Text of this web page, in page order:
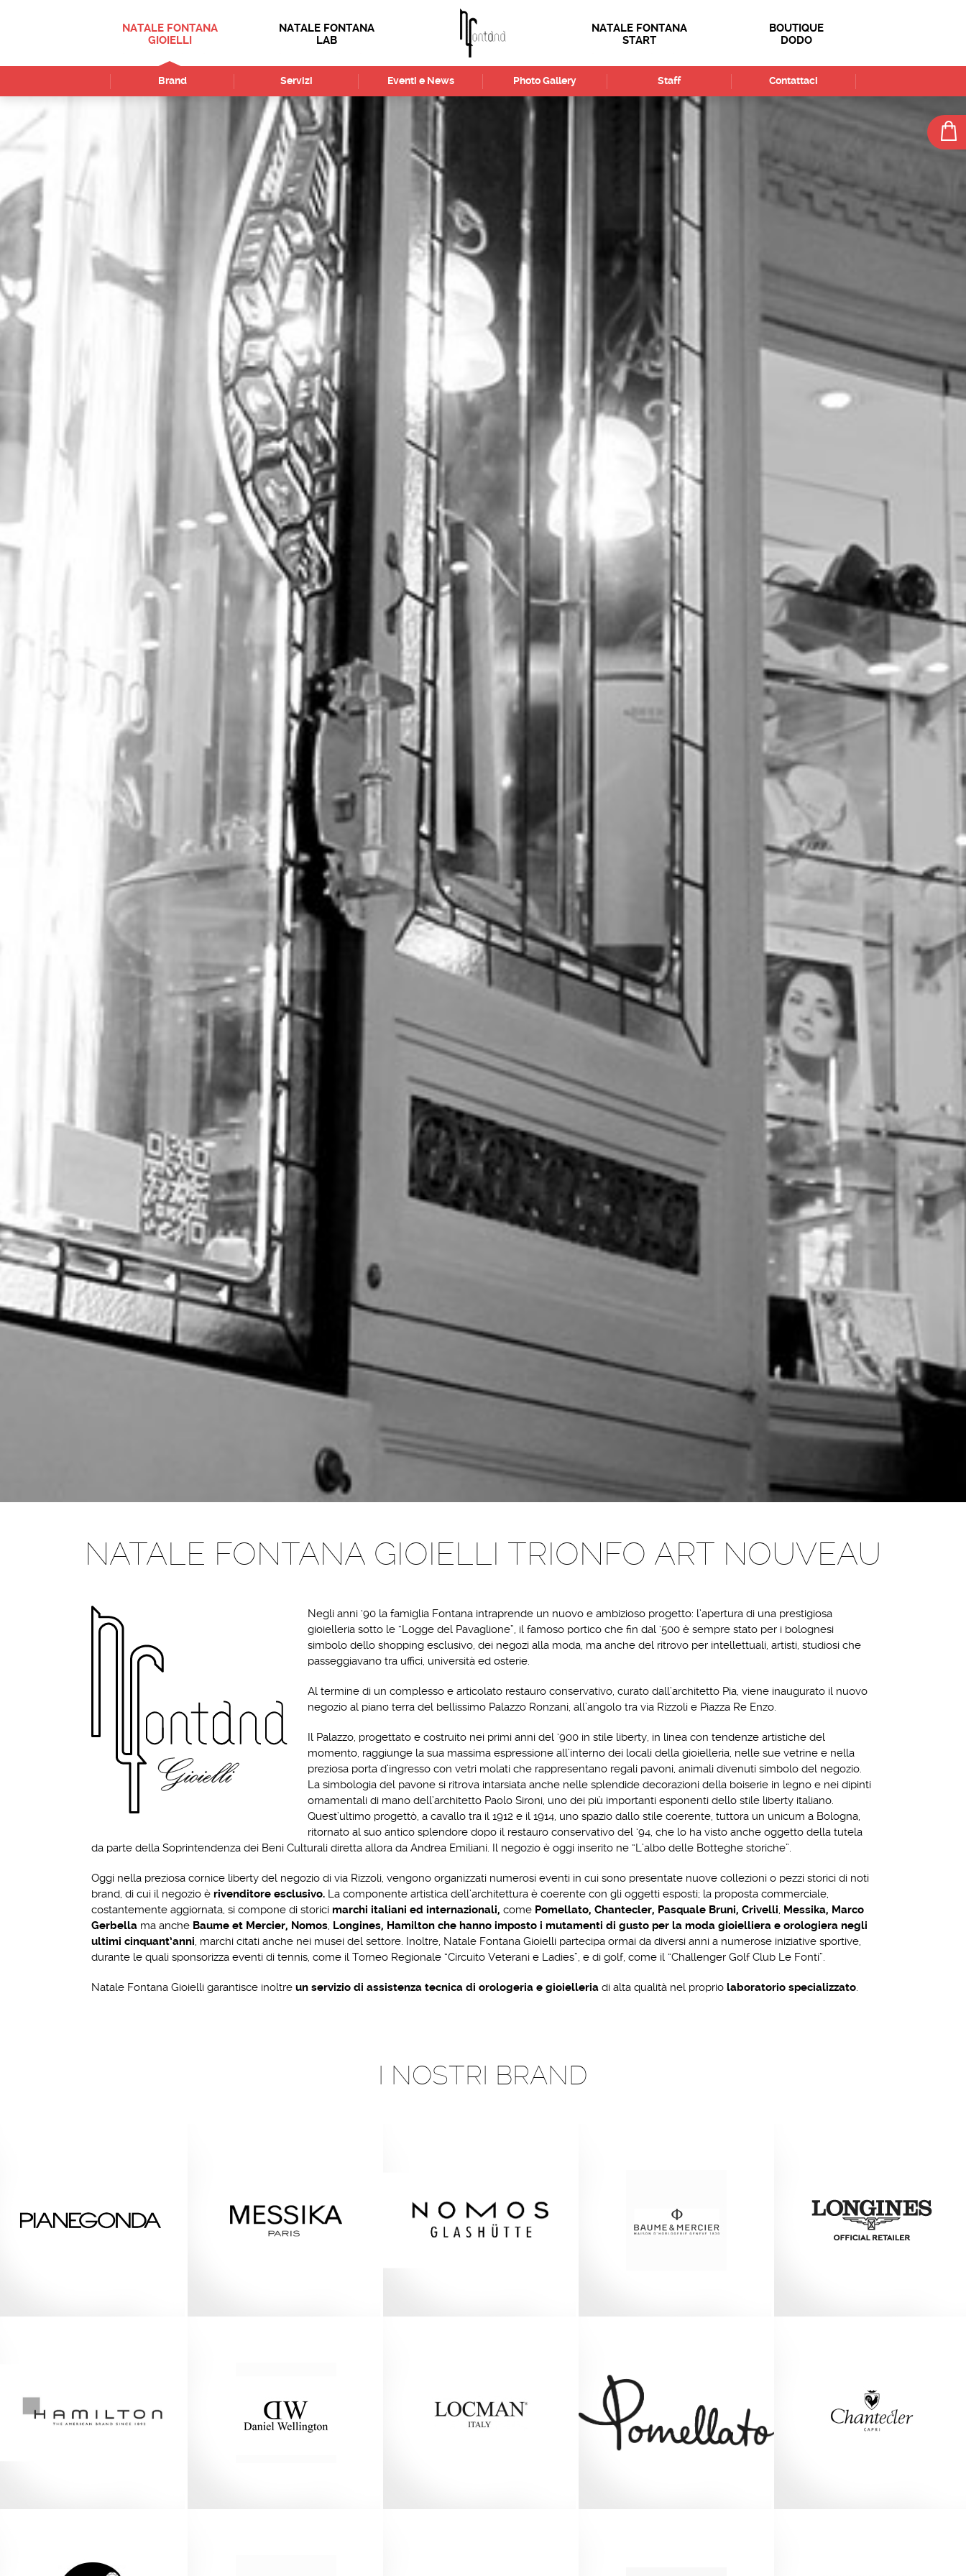
NATALE FONTANA
GIOIELLI
NATALE FONTANA
LAB
NATALE FONTANA
START
BOUTIQUE
DODO
Brand Servizi Eventi e News Photo Gallery Staff Contattaci
NATALE FONTANA GIOIELLI TRIONFO ART NOUVEAU
Negli anni ‘90 la famiglia Fontana intraprende un nuovo e ambizioso progetto: l’apertura di una prestigiosa
gioielleria sotto le “Logge del Pavaglione”, il famoso portico che fin dal ‘500 è sempre stato per i bolognesi
simbolo dello shopping esclusivo, dei negozi alla moda, ma anche del ritrovo per intellettuali, artisti, studiosi che
passeggiavano tra uffici, università ed osterie.
Al termine di un complesso e articolato restauro conservativo, curato dall’architetto Pia, viene inaugurato il nuovo
negozio al piano terra del bellissimo Palazzo Ronzani, all’angolo tra via Rizzoli e Piazza Re Enzo.
Il Palazzo, progettato e costruito nei primi anni del ‘900 in stile liberty, in linea con tendenze artistiche del
momento, raggiunge la sua massima espressione all’interno dei locali della gioielleria, nelle sue vetrine e nella
preziosa porta d’ingresso con vetri molati che rappresentano regali pavoni, animali divenuti simbolo del negozio.
La simbologia del pavone si ritrova intarsiata anche nelle splendide decorazioni della boiserie in legno e nei dipinti
ornamentali di mano dell’architetto Paolo Sironi, uno dei più importanti esponenti dello stile liberty italiano.
Quest’ultimo progettò, a cavallo tra il 1912 e il 1914, uno spazio dallo stile coerente, tuttora un unicum a Bologna,
ritornato al suo antico splendore dopo il restauro conservativo del ‘94, che lo ha visto anche oggetto della tutela
da parte della Soprintendenza dei Beni Culturali diretta allora da Andrea Emiliani. Il negozio è oggi inserito ne “L’albo delle Botteghe storiche”.
Oggi nella preziosa cornice liberty del negozio di via Rizzoli, vengono organizzati numerosi eventi in cui sono presentate nuove collezioni o pezzi storici di noti
brand, di cui il negozio è rivenditore esclusivo. La componente artistica dell’architettura è coerente con gli oggetti esposti; la proposta commerciale,
costantemente aggiornata, si compone di storici marchi italiani ed internazionali, come Pomellato, Chantecler, Pasquale Bruni, Crivelli, Messika, Marco
Gerbella ma anche Baume et Mercier, Nomos, Longines, Hamilton che hanno imposto i mutamenti di gusto per la moda gioielliera e orologiera negli
ultimi cinquant’anni, marchi citati anche nei musei del settore. Inoltre, Natale Fontana Gioielli partecipa ormai da diversi anni a numerose iniziative sportive,
durante le quali sponsorizza eventi di tennis, come il Torneo Regionale “Circuito Veterani e Ladies”, e di golf, come il “Challenger Golf Club Le Fonti”.
Natale Fontana Gioielli garantisce inoltre un servizio di assistenza tecnica di orologeria e gioielleria di alta qualità nel proprio laboratorio specializzato.
I NOSTRI BRAND